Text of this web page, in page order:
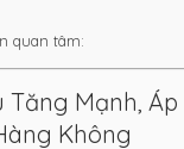
quan tâm:
Tăng Mạnh, Áp
Không